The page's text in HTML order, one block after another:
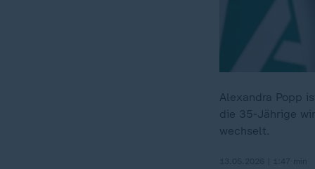
Alexandra Popp
die 35-Jährige
wechselt.